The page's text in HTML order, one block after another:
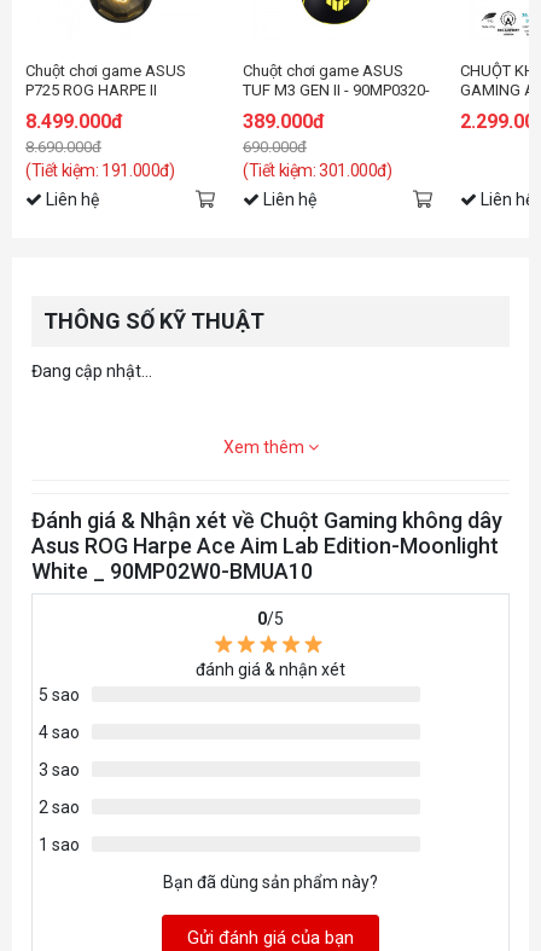
nhấn kiểm soát và nhất quán.
giúp di chuyển mượt mà và nhanh chóng
NVIDIA®Reflex: Được cấp phép chính thức sử dụng với NVIDIA
Chuột chơi game ASUS
P725 ROG HARPE II
8.499.000đ
8.690.000đ
(Tiết kiệm: 191.000đ)
Liên hệ
Chuột chơi game ASUS
TUF M3 GEN II - 90MP0320-
389.000đ
690.000đ
(Tiết kiệm: 301.000đ)
Liên hệ
CHUỘT
GAMING
BLACK
Liên hệ
THÔNG SỐ KỸ THUẬT
Đang cập nhật...
Xem thêm
Đánh giá & Nhận xét về Chuột Gaming không dây
Asus ROG Harpe Ace Aim Lab Edition-Moonlight
White _ 90MP02W0-BMUA10
0/5
đánh giá & nhận xét
5 sao
4 sao
3 sao
2 sao
1 sao
Bạn đã dùng sản phẩm này?
Gửi đánh giá của bạn